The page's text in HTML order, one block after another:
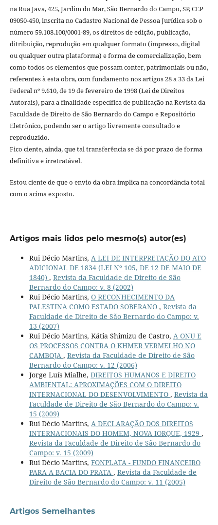
na Rua Java, 425, Jardim do Mar, São Bernardo do Campo, SP, CEP
09050-450, inscrita no Cadastro Nacional de Pessoa Jurídica sob o
número 59.108.100/0001-89, os direitos de edição, publicação,
ditribuição, reprodução em qualquer formato (impresso, digital
ou qualquer outra plataforma) e forma de comercialização, bem
como todos os elementos que possam conter, patrimoniais ou não,
referentes à esta obra, com fundamento nos artigos 28 a 33 da Lei
Federal nº 9.610, de 19 de fevereiro de 1998 (Lei de Direitos
Autorais), para a finalidade específica de publicação na Revista da
Faculdade de Direito de São Bernardo do Campo e Repositório
Eletrônico, podendo ser o artigo livremente consultado e
reproduzido.
Fico ciente, ainda, que tal transferência se dá por prazo de forma
definitiva e irretratável.
Estou ciente de que o envio da obra implica na concordância total
com o acima exposto.
Artigos mais lidos pelo mesmo(s) autor(es)
Rui Décio Martins, A LEI DE INTERPRETAÇÃO DO ATO
ADICIONAL DE 1834 (LEI Nº 105, DE 12 DE MAIO DE
1840) , Revista da Faculdade de Direito de São
Bernardo do Campo: v. 8 (2002)
Rui Décio Martins, O RECONHECIMENTO DA
PALESTINA COMO ESTADO SOBERANO , Revista da
Faculdade de Direito de São Bernardo do Campo: v.
13 (2007)
Rui Décio Martins, Kátia Shimizu de Castro, A ONU E
OS PROCESSOS CONTRA O KHMER VERMELHO NO
CAMBOJA , Revista da Faculdade de Direito de São
Bernardo do Campo: v. 12 (2006)
Jorge Luís Mialhe, DIREITOS HUMANOS E DIREITO
AMBIENTAL: APROXIMAÇÕES COM O DIREITO
INTERNACIONAL DO DESENVOLVIMENTO , Revista da
Faculdade de Direito de São Bernardo do Campo: v.
15 (2009)
Rui Décio Martins, A DECLARAÇÃO DOS DIREITOS
INTERNACIONAIS DO HOMEM, NOVA IORQUE, 1929 ,
Revista da Faculdade de Direito de São Bernardo do
Campo: v. 15 (2009)
Rui Décio Martins, FONPLATA - FUNDO FINANCEIRO
PARA A BACIA DO PRATA , Revista da Faculdade de
Direito de São Bernardo do Campo: v. 11 (2005)
Artigos Semelhantes